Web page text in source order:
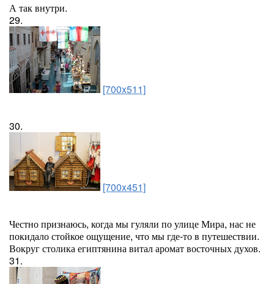
А так внутри.
29.
[700x511]
30.
[700x451]
Честно признаюсь, когда мы гуляли по улице Мира, нас не
покидало стойкое ощущение, что мы где-то в путешествии.
Вокруг столика египтянина витал аромат восточных духов.
31.